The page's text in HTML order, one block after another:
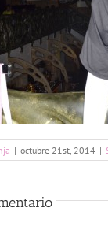
| octubre 21st, 2014 |